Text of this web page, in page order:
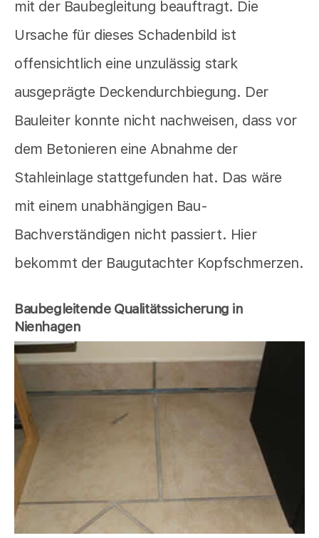
mit der Baubegleitung beauftragt. Die
Ursache für dieses Schadenbild ist
offensichtlich eine unzulässig stark
ausgeprägte Deckendurchbiegung. Der
Bauleiter konnte nicht nachweisen, dass vor
dem Betonieren eine Abnahme der
Stahleinlage stattgefunden hat. Das wäre
mit einem unabhängigen Bau-
Bachverständigen nicht passiert. Hier
bekommt der Baugutachter Kopfschmerzen.
Baubegleitende Qualitätssicherung in
Nienhagen